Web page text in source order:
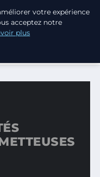
EN 2025…
votre expérience
acceptez notre
plus